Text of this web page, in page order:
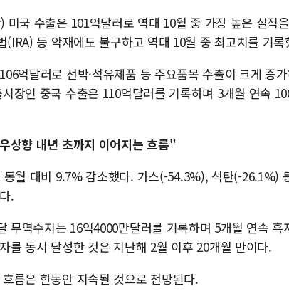
미국 수출은 101억달러로 역대 10월 중 가장 높은 실적
(IRA) 등 악재에도 불구하고 역대 10월 중 최고치를 기록
억달러로 선박·석유제품 등 주요품목 수출이 크게 증
장인 중국 수출은 110억달러를 기록하며 3개월 연속
상향 내년 초까지 이어지는 흐름"
동월 대비 9.7% 감소했다. 가스(-54.3%), 석탄(-26.1%)
.
무역수지는 16억4000만달러를 기록하며 5개월 연속
를 동시 달성한 것은 지난해 2월 이후 20개월 만이다.
름은 한동안 지속될 것으로 전망된다.